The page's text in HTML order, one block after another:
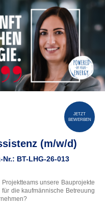
JETZT
BEWERBEN
(m/w/d)
BT-LHG-26-013
unsere Bauprojekte
die kaufmännische Betreuung